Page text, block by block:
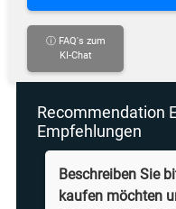
ⓘ FAQ's zum
KI-Chat
Recommendation
Empfehlungen
Beschreiben Sie
kaufen möchten